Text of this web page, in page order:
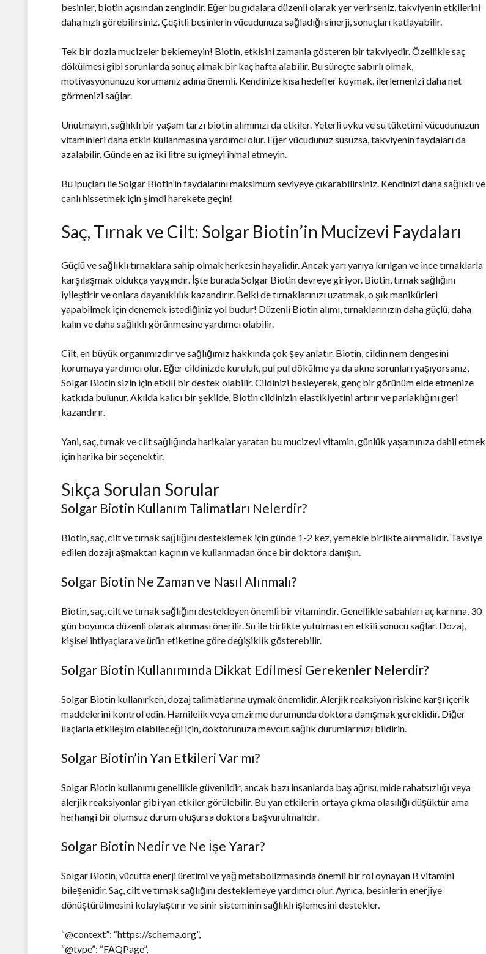
besinler, biotin açısından zengindir. Eğer bu gıdalara düzenli olarak yer verirseniz, takviyenin etkilerini
daha hızlı görebilirsiniz. Çeşitli besinlerin vücudunuza sağladığı sinerji, sonuçları katlayabilir.
Tek bir dozla mucizeler beklemeyin! Biotin, etkisini zamanla gösteren bir takviyedir. Özellikle saç
dökülmesi gibi sorunlarda sonuç almak bir kaç hafta alabilir. Bu süreçte sabırlı olmak,
motivasyonunuzu korumanız adına önemli. Kendinize kısa hedefler koymak, ilerlemenizi daha net
görmenizi sağlar.
Unutmayın, sağlıklı bir yaşam tarzı biotin alımınızı da etkiler. Yeterli uyku ve su tüketimi vücudunuzun
vitaminleri daha etkin kullanmasına yardımcı olur. Eğer vücudunuz susuzsa, takviyenin faydaları da
azalabilir. Günde en az iki litre su içmeyi ihmal etmeyin.
Bu ipuçları ile Solgar Biotin’in faydalarını maksimum seviyeye çıkarabilirsiniz. Kendinizi daha sağlıklı ve
canlı hissetmek için şimdi harekete geçin!
Saç, Tırnak ve Cilt: Solgar Biotin’in Mucizevi Faydaları
Güçlü ve sağlıklı tırnaklara sahip olmak herkesin hayalidir. Ancak yarı yarıya kırılgan ve ince tırnaklarla
karşılaşmak oldukça yaygındır. İşte burada Solgar Biotin devreye giriyor. Biotin, tırnak sağlığını
iyileştirir ve onlara dayanıklılık kazandırır. Belki de tırnaklarınızı uzatmak, o şık manikürleri
yapabilmek için denemek istediğiniz yol budur! Düzenli Biotin alımı, tırnaklarınızın daha güçlü, daha
kalın ve daha sağlıklı görünmesine yardımcı olabilir.
Cilt, en büyük organımızdır ve sağlığımız hakkında çok şey anlatır. Biotin, cildin nem dengesini
korumaya yardımcı olur. Eğer cildinizde kuruluk, pul pul dökülme ya da akne sorunları yaşıyorsanız,
Solgar Biotin sizin için etkili bir destek olabilir. Cildinizi besleyerek, genç bir görünüm elde etmenize
katkıda bulunur. Akılda kalıcı bir şekilde, Biotin cildinizin elastikiyetini artırır ve parlaklığını geri
kazandırır.
Yani, saç, tırnak ve cilt sağlığında harikalar yaratan bu mucizevi vitamin, günlük yaşamınıza dahil etmek
için harika bir seçenektir.
Sıkça Sorulan Sorular
Solgar Biotin Kullanım Talimatları Nelerdir?
Biotin, saç, cilt ve tırnak sağlığını desteklemek için günde 1-2 kez, yemekle birlikte alınmalıdır. Tavsiye
edilen dozajı aşmaktan kaçının ve kullanmadan önce bir doktora danışın.
Solgar Biotin Ne Zaman ve Nasıl Alınmalı?
Biotin, saç, cilt ve tırnak sağlığını destekleyen önemli bir vitamindir. Genellikle sabahları aç karnına, 30
gün boyunca düzenli olarak alınması önerilir. Su ile birlikte yutulması en etkili sonucu sağlar. Dozaj,
kişisel ihtiyaçlara ve ürün etiketine göre değişiklik gösterebilir.
Solgar Biotin Kullanımında Dikkat Edilmesi Gerekenler Nelerdir?
Solgar Biotin kullanırken, dozaj talimatlarına uymak önemlidir. Alerjik reaksiyon riskine karşı içerik
maddelerini kontrol edin. Hamilelik veya emzirme durumunda doktora danışmak gereklidir. Diğer
ilaçlarla etkileşim olabileceği için, doktorunuza mevcut sağlık durumlarınızı bildirin.
Solgar Biotin’in Yan Etkileri Var mı?
Solgar Biotin kullanımı genellikle güvenlidir, ancak bazı insanlarda baş ağrısı, mide rahatsızlığı veya
alerjik reaksiyonlar gibi yan etkiler görülebilir. Bu yan etkilerin ortaya çıkma olasılığı düşüktür ama
herhangi bir olumsuz durum oluşursa doktora başvurulmalıdır.
Solgar Biotin Nedir ve Ne İşe Yarar?
Solgar Biotin, vücutta enerji üretimi ve yağ metabolizmasında önemli bir rol oynayan B vitamini
bileşenidir. Saç, cilt ve tırnak sağlığını desteklemeye yardımcı olur. Ayrıca, besinlerin enerjiye
dönüştürülmesini kolaylaştırır ve sinir sisteminin sağlıklı işlemesini destekler.
“@context”: “https://schema.org”,
“@type”: “FAQPage”,